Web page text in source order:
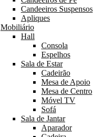
Candeeiros Suspensos
Apliques
Mobiliário
Hall
Consola
Espelhos
Sala de Estar
Cadeirão
Mesa de Apoio
Mesa de Centro
Móvel TV
Sofá
Sala de Jantar
Aparador